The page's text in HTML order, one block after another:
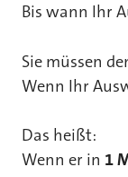
Bis wann Ihr
Sie müssen
Wenn Ihr
Das heißt:
Wenn er in 1